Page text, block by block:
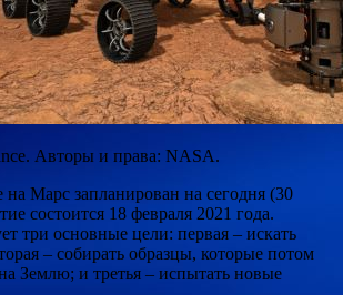
Авторы и права: NASA.
на Марс запланирован на сегодня (30
состоится 18 февраля 2021 года.
три основные цели: первая – искать
– собирать образцы, которые потом
Землю; и третья – испытать новые